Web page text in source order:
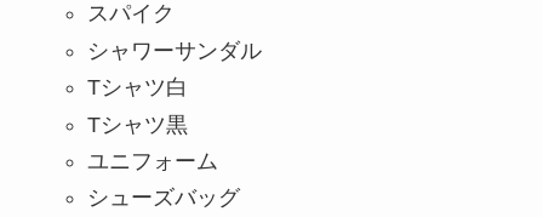
スパイク
シャワーサンダル
Tシャツ白
Tシャツ黒
ユニフォーム
シューズバッグ